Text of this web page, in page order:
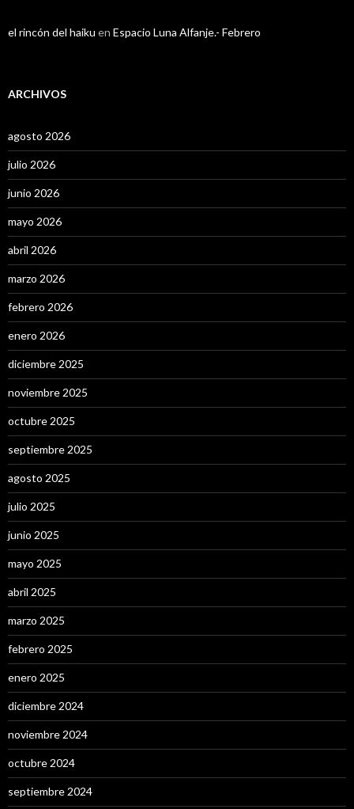
el rincón del haiku en Espacio Luna Alfanje.- Febrero
ARCHIVOS
agosto 2026
julio 2026
junio 2026
mayo 2026
abril 2026
marzo 2026
febrero 2026
enero 2026
diciembre 2025
noviembre 2025
octubre 2025
septiembre 2025
agosto 2025
julio 2025
junio 2025
mayo 2025
abril 2025
marzo 2025
febrero 2025
enero 2025
diciembre 2024
noviembre 2024
octubre 2024
septiembre 2024